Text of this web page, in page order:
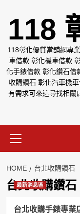
118
118彰化優質當舖網專
車借款 彰化機車借款
化手錶借款 彰化鑽石借
收購鑽石 彰化汽車機
有需求可來這尋找相關
Menu
HOME 台北收購鑽石
台北收購鑽石
最新消息區
台北收購手錶專業